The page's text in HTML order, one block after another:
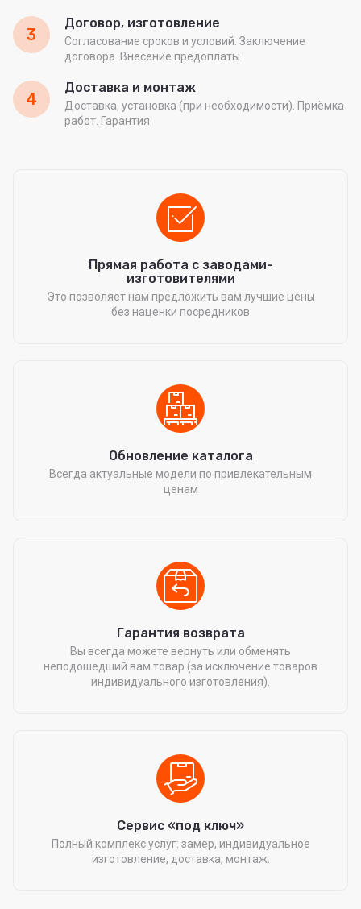
3
Договор, изготовление
Согласование сроков и условий. Заключение
договора. Внесение предоплаты
4
Доставка и монтаж
Доставка, установка (при необходимости). Приёмка
работ. Гарантия
Прямая работа с заводами-
изготовителями
Это позволяет нам предложить вам лучшие цены
без наценки посредников
Обновление каталога
Всегда актуальные модели по привлекательным
ценам
Гарантия возврата
Вы всегда можете вернуть или обменять
неподошедший вам товар (за исключение товаров
индивидуального изготовления).
Сервис «под ключ»
Полный комплекс услуг: замер, индивидуальное
изготовление, доставка, монтаж.